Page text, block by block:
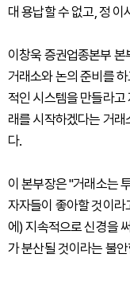
대 용납할 수 없고, 정
이창욱 증권업종본부 본
거래소와 논의 준비를
적인 시스템을 만들라고
래를 시작하겠다는 거
다.
이 본부장은 "거래소는
자자들이 좋아할 것이
에) 지속적으로 신경을
가 분산될 것이라는 불